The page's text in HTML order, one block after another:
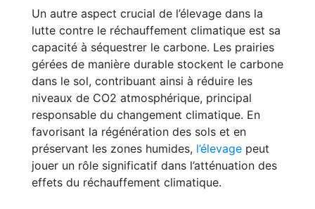
Un autre aspect crucial de l’élevage dans la
lutte contre le réchauffement climatique est sa
capacité à séquestrer le carbone. Les prairies
gérées de manière durable stockent le carbone
dans le sol, contribuant ainsi à réduire les
niveaux de CO2 atmosphérique, principal
responsable du changement climatique. En
favorisant la régénération des sols et en
préservant les zones humides, l’élevage peut
jouer un rôle significatif dans l’atténuation des
effets du réchauffement climatique.